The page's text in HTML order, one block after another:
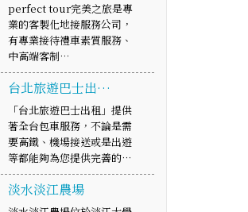
perfect tour完美之旅是專
業的客製化地接服務公司，
有專業接待禮車素質服務、
中高端客制…
台北旅遊巴士出…
「台北旅遊巴士出租」提供
著全台包車服務，不論是需
要高鐵、機場接送或是出遊
等都能夠為您提供完善的…
淡水淡江農場